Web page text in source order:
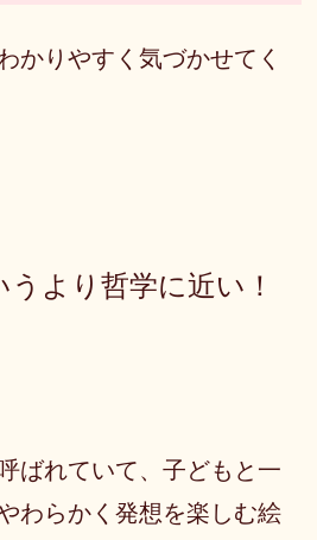
かりやすく気づかせてく
より哲学に近い！
ばれていて、子どもと一
わらかく発想を楽しむ絵